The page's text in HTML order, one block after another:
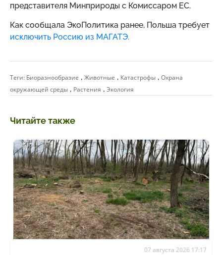
представителя Минприроды с Комиссаром ЕС.
Как сообщала ЭкоПолитика ранее, Польша требует
исключить Россию из МАГАТЭ.
Теги: Биоразнообразие , Животные , Катастрофы , Охрана
окружающей среды , Растения , Экология
Читайте также
07 августа 2026 17:17